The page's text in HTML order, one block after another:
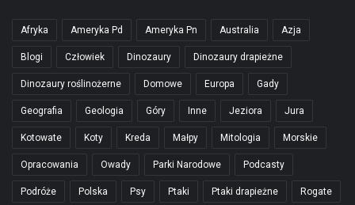
Afryka Ameryka Pd Ameryka Pn Australia Azja
Blogi Człowiek Dinozaury Dinozaury drapieżne
Dinozaury roślinożerne Domowe Europa Gady
Geografia Geologia Góry Inne Jeziora Jura
Kotowate Koty Kreda Małpy Mitologia Morskie
Opracowania Owady Parki Narodowe Podcasty
Podróże Polska Psy Ptaki Ptaki drapieżne Rogate